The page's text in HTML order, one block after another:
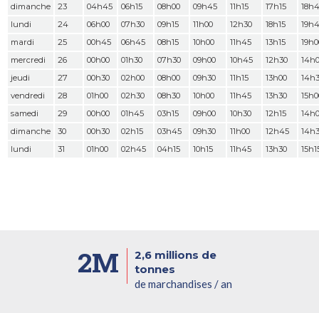
dimanche
23 04h45 06h15 08h00 09h45 11h15 17h15
lundi
24 06h00 07h30 09h15 11h00 12h30 18h15
mardi
25 00h45 06h45 08h15 10h00 11h45 13h15
mercredi
26 00h00 01h30 07h30 09h00 10h45 12h30
jeudi
27 00h30 02h00 08h00 09h30 11h15 13h00
vendredi
28 01h00 02h30 08h30 10h00 11h45 13h30
samedi
29 00h00 01h45 03h15 09h00 10h30 12h15
dimanche
30 00h30 02h15 03h45 09h30 11h00 12h45
lundi
31 01h00 02h45 04h15 10h15 11h45 13h30
2M
2,6 millions de
tonnes
de marchandises / an